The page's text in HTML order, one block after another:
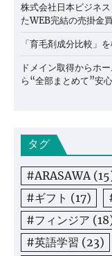
株式会社日本ビジネ
たWEB完結の売掛金
「育毛剤成分比較」
ドメイン取得からホ
ら“全部まとめて”安
タグ
#ARASAWA
#ギフト (17)
#フィンジア
#英語学習 (23)